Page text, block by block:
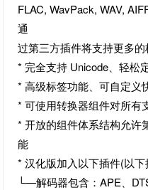
FLAC, WavPack, WAV,
通
过第三方插件将支持更多的
* 完全支持 Unicode、轻松
* 高级标签功能、可自定义
* 可使用转换器组件对所有
* 开放的组件体系结构允许
能
* 汉化版加入以下插件(以
└—解码器包含：APE、